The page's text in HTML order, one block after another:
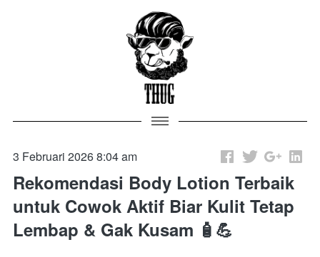
3 Februari 2026 8:04 am
Rekomendasi Body Lotion Terbaik
untuk Cowok Aktif Biar Kulit Tetap
Lembap & Gak Kusam 🧴💪